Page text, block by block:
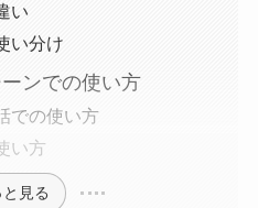
い
い分け
ンでの使い方
での使い方
い方
と見る